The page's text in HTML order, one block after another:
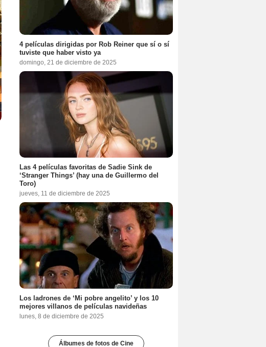
4 películas dirigidas por Rob Reiner que sí o sí
tuviste que haber visto ya
domingo, 21 de diciembre de 2025
Las 4 películas favoritas de Sadie Sink de
‘Stranger Things’ (hay una de Guillermo del
Toro)
jueves, 11 de diciembre de 2025
Los ladrones de ‘Mi pobre angelito’ y los 10
mejores villanos de películas navideñas
lunes, 8 de diciembre de 2025
Álbumes de fotos de Cine